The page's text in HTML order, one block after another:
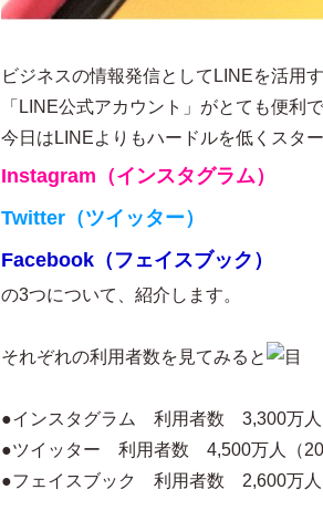
ビジネスの情報発信としてLINEを活用
「LINE公式アカウント」がとても便利で
今日はLINEよりもハードルを低くスタ
Instagram（インスタグラム）
Twitter（ツイッター）
Facebook（フェイスブック）
の3つについて、紹介します。
それぞれの利用者数を見てみると
●インスタグラム 利用者数 3,300万人
●ツイッター 利用者数 4,500万人（
●フェイスブック 利用者数 2,600万人